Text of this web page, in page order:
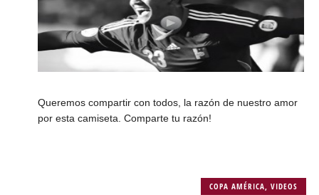
Queremos compartir con todos, la razón de nuestro amor
por esta camiseta. Comparte tu razón!
COPA AMÉRICA ,VIDEOS